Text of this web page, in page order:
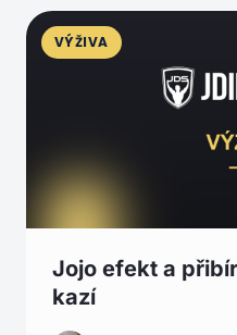
VÝŽIVA
Jojo efekt a
kazí